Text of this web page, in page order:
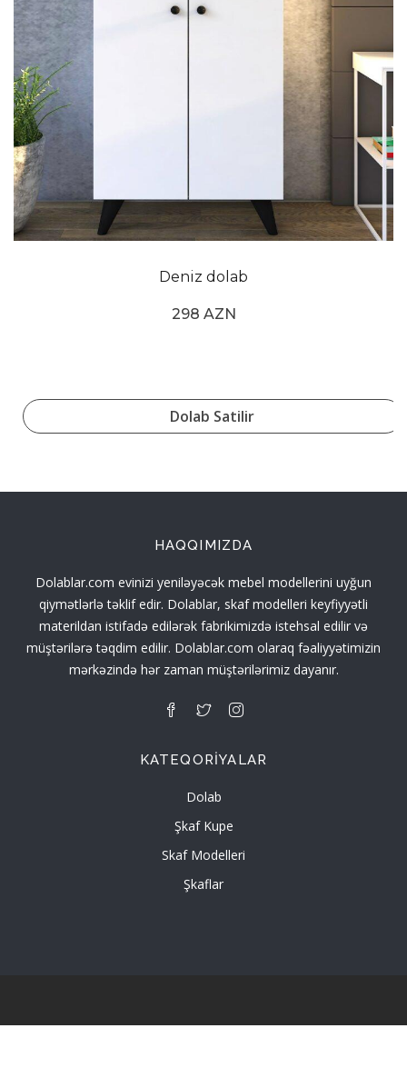
Deniz dolab
298 AZN
Dolab Satilir
HAQQIMIZDA
Dolablar.com evinizi yeniləyəcək mebel modellerini uyğun
qiymətlərlə təklif edir. Dolablar, skaf modelleri keyfiyyətli
materildan istifadə edilərək fabrikimizdə istehsal edilir və
müştərilərə təqdim edilir. Dolablar.com olaraq fəaliyyətimizin
mərkəzində hər zaman müştərilərimiz dayanır.
KATEQORIYALAR
Dolab
Şkaf Kupe
Skaf Modelleri
Şkaflar